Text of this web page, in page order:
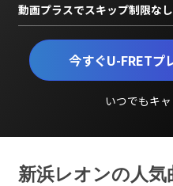
今すぐU-FRETプ
いつでもキ
動画プラスでスキップ制限なし
新浜レオンの人気